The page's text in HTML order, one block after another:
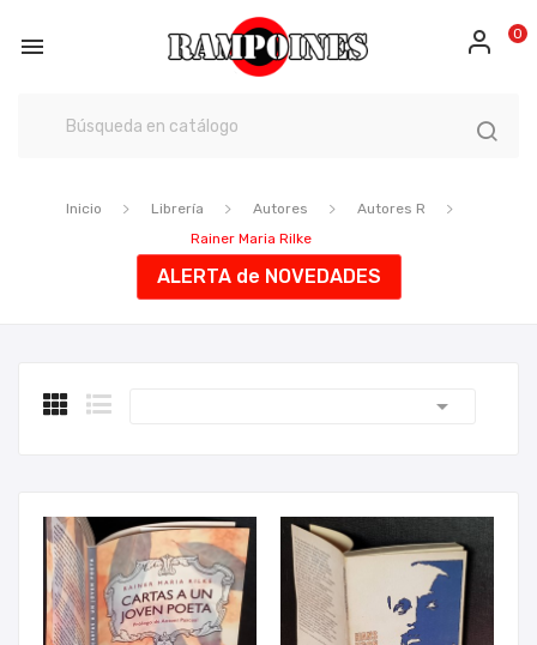
 0
Inicio Librería Autores
Autores R
Rainer Maria Rilke
ALERTA de NOVEDADES
